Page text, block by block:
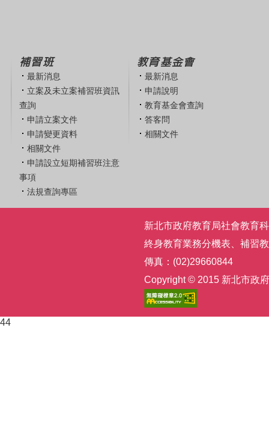
補習班
最新消息
立案及未立案補習班資訊
查詢
申請立案文件
申請變更資料
相關文件
申請設立短期補習班注意
事項
法規查詢專區
教育基金會
最新消息
申請說明
教育基金會查詢
答客問
相關文件
新北市政府教育局社會教育
終身教育業務分機表
補習
傳真：(02)29660844
Copyright © 2015 新北市政
44